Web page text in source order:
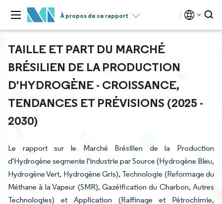
À propos de ce rapport
TAILLE ET PART DU MARCHÉ
BRÉSILIEN DE LA PRODUCTION
D'HYDROGÈNE - CROISSANCE,
TENDANCES ET PRÉVISIONS (2025 -
2030)
Le rapport sur le Marché Brésilien de la Production
d'Hydrogène segmente l'industrie par Source (Hydrogène Bleu,
Hydrogène Vert, Hydrogène Gris), Technologie (Reformage du
Méthane à la Vapeur (SMR), Gazéification du Charbon, Autres
Technologies) et Application (Raffinage et Pétrochimie,